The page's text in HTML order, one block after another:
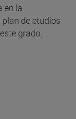
en la
de etudios
grado.